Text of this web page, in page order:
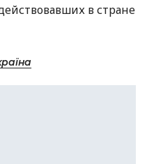
в стране